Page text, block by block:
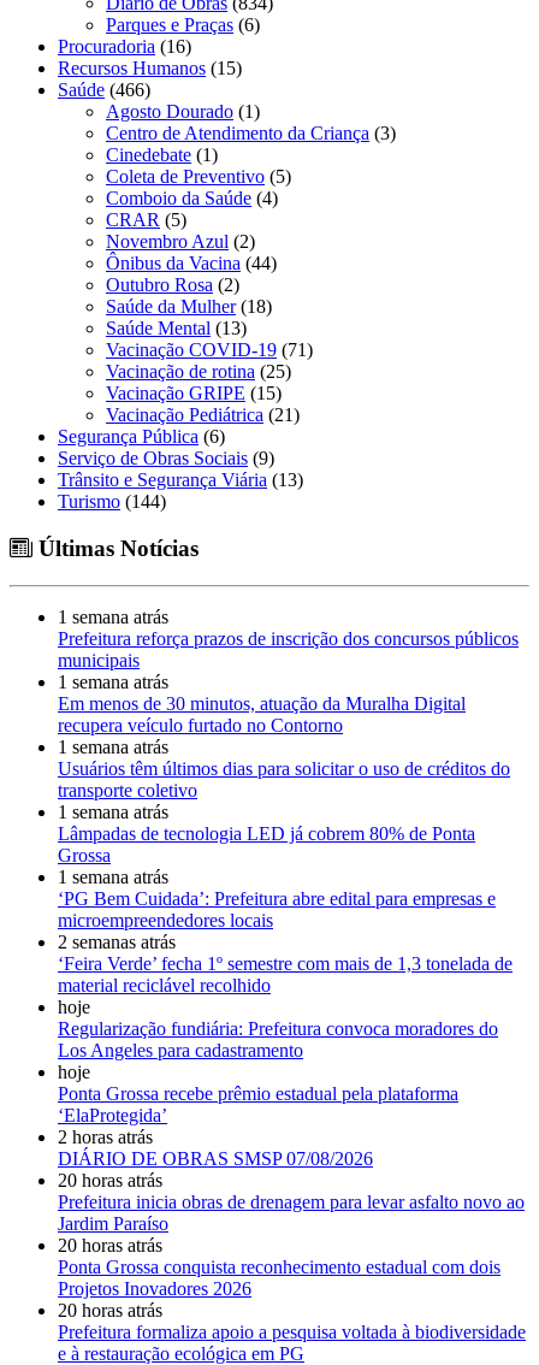
Parques e Praças (6)
Procuradoria (16)
Recursos Humanos (15)
Saúde (466)
Agosto Dourado (1)
Centro de Atendimento da Criança (3)
Cinedebate (1)
Coleta de Preventivo (5)
Comboio da Saúde (4)
CRAR (5)
Novembro Azul (2)
Ônibus da Vacina (44)
Outubro Rosa (2)
Saúde da Mulher(18)
Saúde Mental (13)
Vacinação COVID-19 (71)
Vacinação de rotina (25)
Vacinação GRIPE (15)
Vacinação Pediátrica (21)
Segurança Pública (6)
Serviço de Obras Sociais (9)
Trânsito e Segurança Viária (13)
Turismo (144)
Últimas Notícias
1 semana atrás
Prefeitura reforça prazos de inscrição dos concursos públicos
municipais
1 semana atrás
Em menos de 30 minutos, atuação da Muralha Digital
recupera veículo furtado no Contorno
1 semana atrás
Usuários têm últimos dias para solicitar o uso de créditos do
transporte coletivo
1 semana atrás
Lâmpadas de tecnologia LED já cobrem 80% de Ponta
Grossa
1 semana atrás
‘PG Bem Cuidada’: Prefeitura abre edital para empresas e
microempreendedores locais
2 semanas atrás
‘Feira Verde’ fecha 1º semestre com mais de 1,3 tonelada de
material reciclável recolhido
hoje
Regularização fundiária: Prefeitura convoca moradores do
Los Angeles para cadastramento
hoje
Ponta Grossa recebe prêmio estadual pela plataforma
‘ElaProtegida’
2 horas atrás
DIÁRIO DE OBRAS SMSP 07/08/2026
20 horas atrás
Prefeitura inicia obras de drenagem para levar asfalto novo ao
Jardim Paraíso
20 horas atrás
Ponta Grossa conquista reconhecimento estadual com dois
Projetos Inovadores 2026
20 horas atrás
Prefeitura formaliza apoio a pesquisa voltada à biodiversidade
e à restauração ecológica em PG